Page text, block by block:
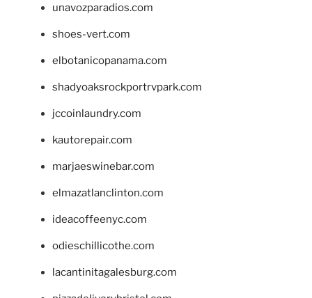
unavozparadios.com
shoes-vert.com
elbotanicopanama.com
shadyoaksrockportrvpark.com
jccoinlaundry.com
kautorepair.com
marjaeswinebar.com
elmazatlanclinton.com
ideacoffeenyc.com
odieschillicothe.com
lacantinitagalesburg.com